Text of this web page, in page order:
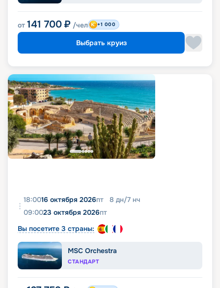
от 141 700 ₽ /чел +1 000
Выбрать круиз
18:0016 октября 2026пт 8 дн/7 нч
09:0023 октября 2026пт
Вы посетите 3 страны:
MSC Orchestra
СТАНДАРТ